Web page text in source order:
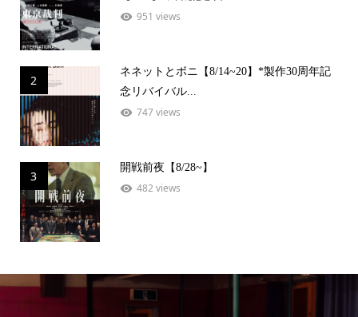
951 views
2
ネネットとボニ【8/14~20】*製作30周年記
念リバイバル...
747 views
3
開戦前夜【8/28~】
482 views